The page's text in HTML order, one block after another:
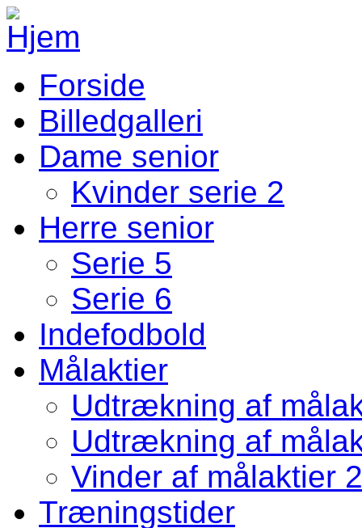
Gå til hovedindhold
Fodbold Menu
Forside
Billedgalleri
Dame senior
Kvinder serie 2
Herre senior
Serie 5
Serie 6
Indefodbold
Målaktier
Udtrækning af
Udtrækning af
Vinder af målaktier
Træningstider